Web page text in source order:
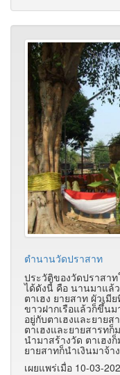
ตำนานวัดปราสาท
ประวัติของวัดปราสา
ได้ดังนี้ คือ นานมาแล้
ตาเฮง ยายสาท ผัวเ
ขาวฝากเรือแล้วก็ขึ้น
อยู่กับตาเฮงและยาย
ตาเฮงและยายสารท
นำมาสร้างวัด ตาเฮง
ยายสาทก็นำเงินมาจ้
เผยแพร่เมื่อ 10-03-